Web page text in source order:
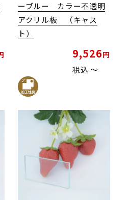
ーブルー カラー不透明
アクリル板 （キャス
ト）
9,526
税込 〜